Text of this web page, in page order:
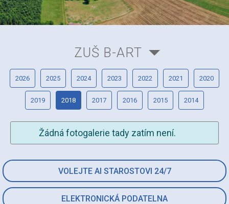
VOLEJTE AI STAROSTOVI 24/7
ELEKTRONICKÁ PODATELNA
ZUŠ B-ART
2026 2025 2024 2023 2022 2021 2020
2019 2018 2017 2016 2015 2014
Žádná fotogalerie tady zatím není.